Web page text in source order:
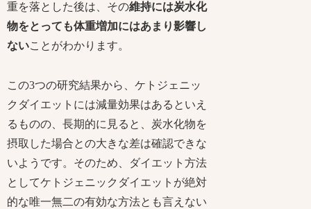
重を落とした後は、その維持には炭水化
物をとっても体重増加にはあまり影響し
ないことがわかります。
この3つの研究結果から、ケトジェニッ
クダイエットには減量効果はあるといえ
るものの、長期的に見ると、炭水化物を
摂取した場合との大きな差は確認できな
いようです。そのため、ダイエット方法
としてケトジェニックダイエットが絶対
的な唯一無二の有効な方法とも言えない